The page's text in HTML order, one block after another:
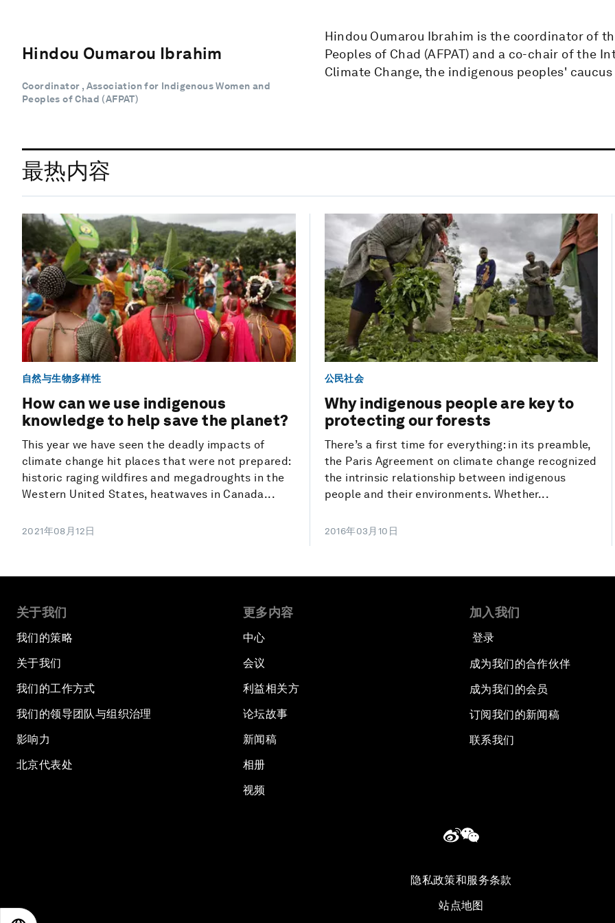
Hindou Oumarou Ibrahim
Coordinator , Association for Indigenous Women and
Peoples of Chad (AFPAT)
Hindou Oumarou Ibrahim is the coordinator of
Peoples of Chad (AFPAT) and a co-chair of the
Climate Change, the indigenous peoples' caucus
最热内容
自然与生物多样性
How can we use indigenous
knowledge to help save the planet?
This year we have seen the deadly impacts of
climate change hit places that were not prepared:
historic raging wildfires and megadroughts in the
Western United States, heatwaves in Canada...
2021年08月12日
公民社会
Why indigenous people are key to
protecting our forests
There’s a first time for everything: in its preamble,
the Paris Agreement on climate change recognized
the intrinsic relationship between indigenous
people and their environments. Whether...
2016年03月10日
关于我们
我们的策略
关于我们
我们的工作方式
我们的领导团队与组织治理
影响力
北京代表处
更多内容
中心
会议
利益相关方
论坛故事
新闻稿
相册
视频
加入我们
登录
成为我们的合作伙伴
成为我们的会员
订阅我们的新闻稿
联系我们
隐私政策和服务条款
站点地图